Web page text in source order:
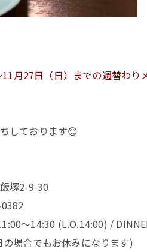
月27日（日）までの週替わり
しております😊
塚2-9-30
～14:30 (L.O.14:00) /
場合でもお休みになります)